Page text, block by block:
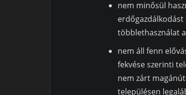
nem minősül
többlethasználat
nem áll fenn
fekvése szerinti
nem zárt
településen